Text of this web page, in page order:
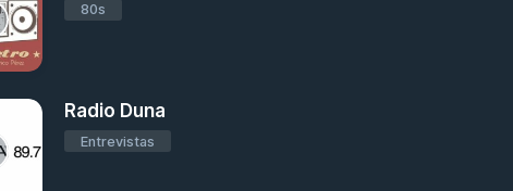
80s
Radio Duna
Entrevistas